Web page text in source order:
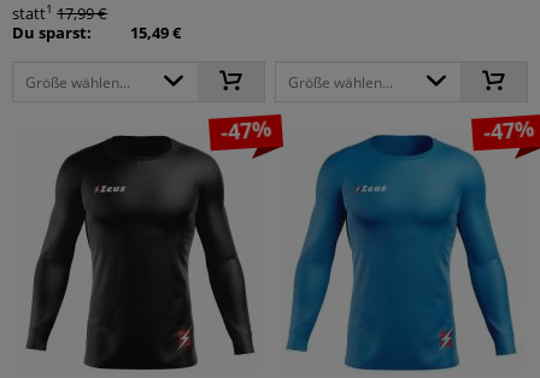
statt1 17,99 €
Du sparst:
15,49 €
Größe wählen... Größe wählen...
-47% -47%